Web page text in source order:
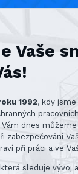
Vaše
1992, kdy
dnes
zabezpečování
při práci a ve
sleduje vývoj